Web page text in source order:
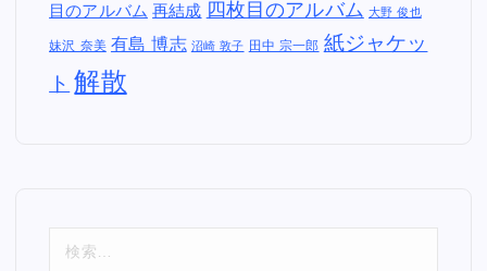
目のアルバム 再結成 四枚目のアルバム 大野 俊也
妹沢 奈美 有島 博志 沼崎 敦子 田中 宗一郎 紙ジャケッ
ト 解散